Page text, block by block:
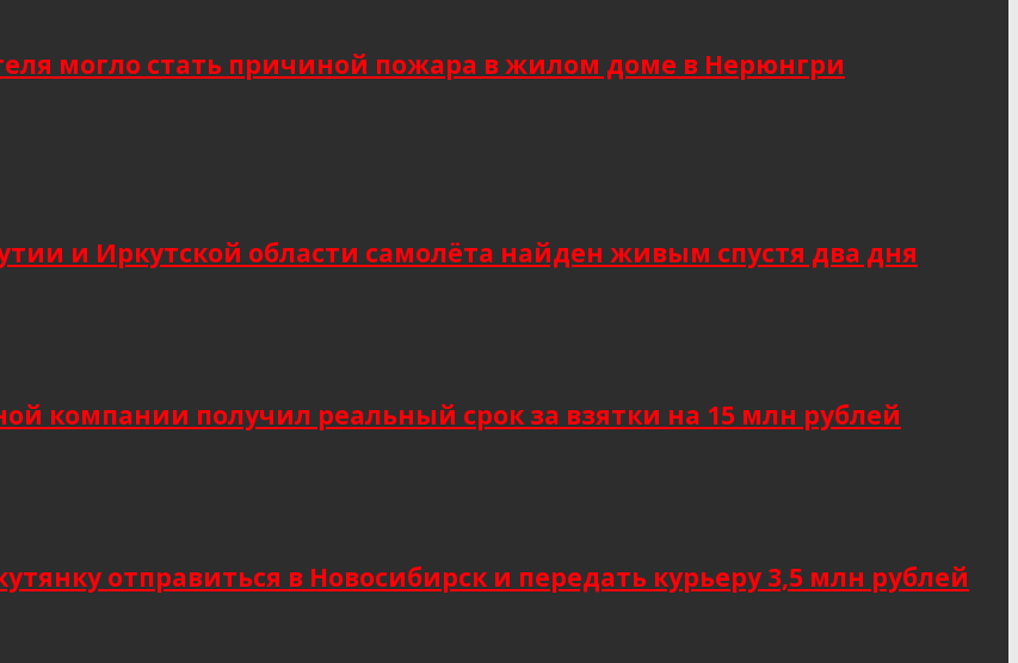
могло стать причиной пожара в жилом доме в Нерюнгри
и Иркутской области самолёта найден живым спустя два дня
компании получил реальный срок за взятки на 15 млн рублей
отправиться в Новосибирск и передать курьеру 3,5 млн рублей